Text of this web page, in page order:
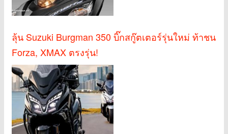
ลุ้น Suzuki Burgman 350 บิ๊กสกู๊ตเตอร์รุ่นใหม่ ท้าชน
Forza, XMAX ตรงรุ่น!